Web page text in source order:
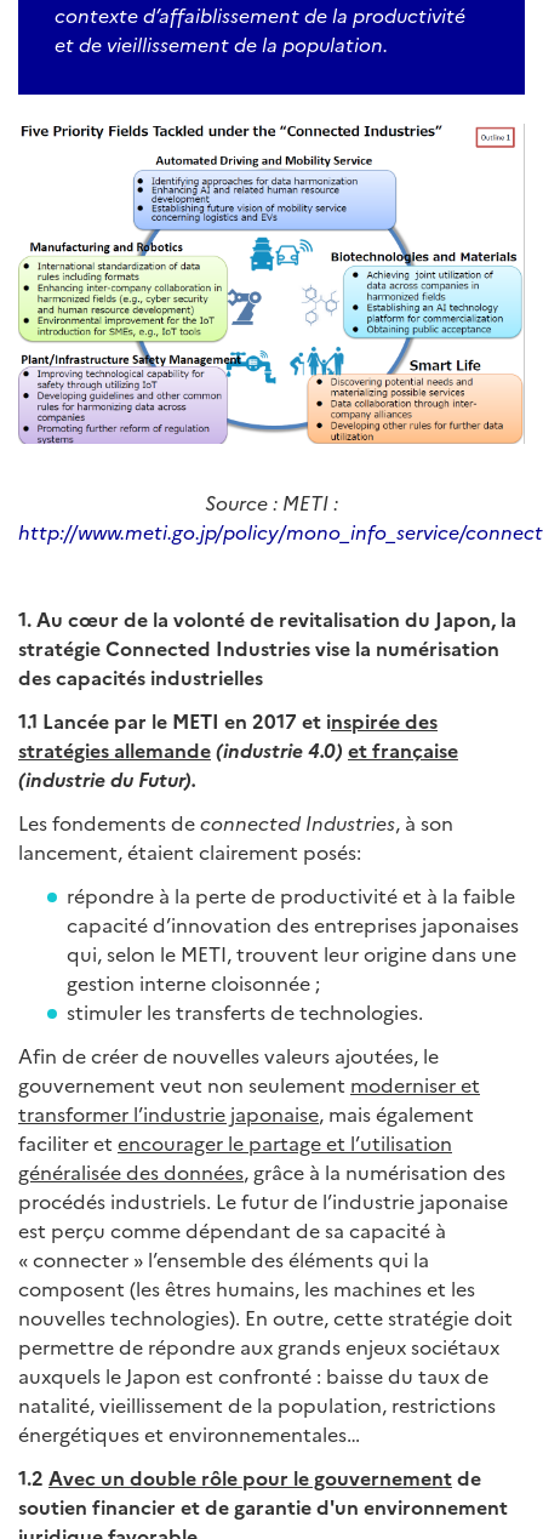
contexte d’affaiblissement de la productivité
et de vieillissement de la population.
Source : METI :
http://www.meti.go.jp/policy/mono_info_service/
1. Au cœur de la volonté de revitalisation du Japon, la
stratégie Connected Industries vise la numérisation
des capacités industrielles
1.1 Lancée par le METI en 2017 et inspirée des
stratégies allemande(industrie 4.0) et française
(industrie du Futur).
Les fondements deconnected Industries, à son
lancement, étaient clairement posés:
répondre à la perte de productivité et à la faible
capacité d’innovation des entreprises japonaises
qui, selon le METI, trouvent leur origine dans une
gestion interne cloisonnée ;
stimuler les transferts de technologies.
Afin de créer de nouvelles valeurs ajoutées, le
gouvernement veut non seulement moderniser et
transformer l’industrie japonaise, mais également
faciliter et encourager le partage et l’utilisation
généralisée des données, grâce à la numérisation des
procédés industriels. Le futur de l’industrie japonaise
est perçu comme dépendant de sa capacité à
« connecter » l’ensemble des éléments qui la
composent (les êtres humains, les machines et les
nouvelles technologies). En outre, cette stratégie doit
permettre de répondre aux grands enjeux sociétaux
auxquels le Japon est confronté : baisse du taux de
natalité, vieillissement de la population, restrictions
énergétiques et environnementales…
1.2 Avec un double rôle pour le gouvernementde
soutien financier et de garantie d'un environnement